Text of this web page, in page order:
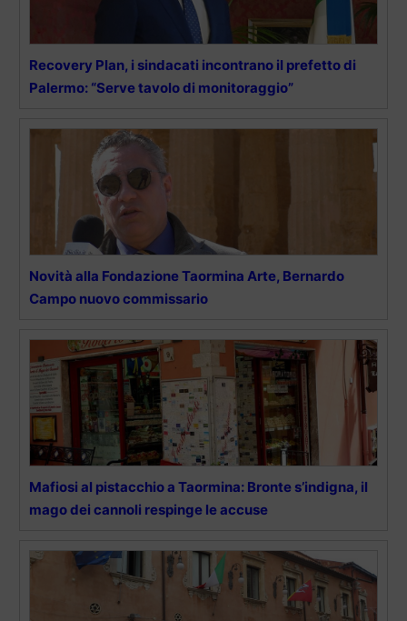
Recovery Plan, i sindacati incontrano il prefetto di
Palermo: “Serve tavolo di monitoraggio”
Novità alla Fondazione Taormina Arte, Bernardo
Campo nuovo commissario
Mafiosi al pistacchio a Taormina: Bronte s’indigna, il
mago dei cannoli respinge le accuse